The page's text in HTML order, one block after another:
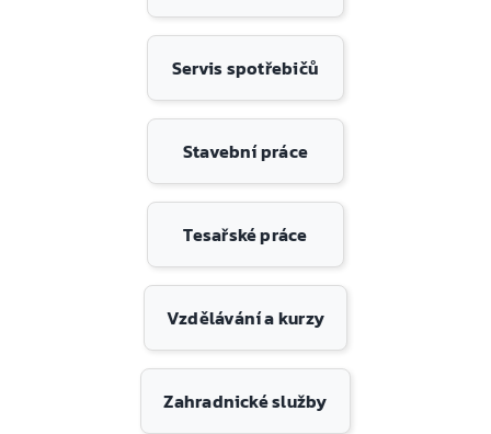
Servis spotřebičů
Stavební práce
Tesařské práce
Vzdělávání a kurzy
Zahradnické služby